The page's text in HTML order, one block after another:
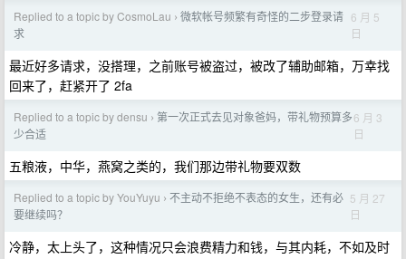
Replied to a topic by CosmoLau › 微软帐号频繁有奇怪的二步登录请
求
6 月 5
日
最近好多请求，没搭理，之前账号被盗过，被改了辅助邮箱，万幸找
回来了，赶紧开了 2fa
Replied to a topic by densu › 第一次正式去见对象爸妈，带礼物预算多
少合适
6 月 3
日
五粮液，中华，燕窝之类的，我们那边带礼物要双数
Replied to a topic by YouYuyu › 不主动不拒绝不表态的女生，还有必
要继续吗？
5 月 27
日
冷静，太上头了，这种情况只会浪费精力和钱，与其内耗，不如及时